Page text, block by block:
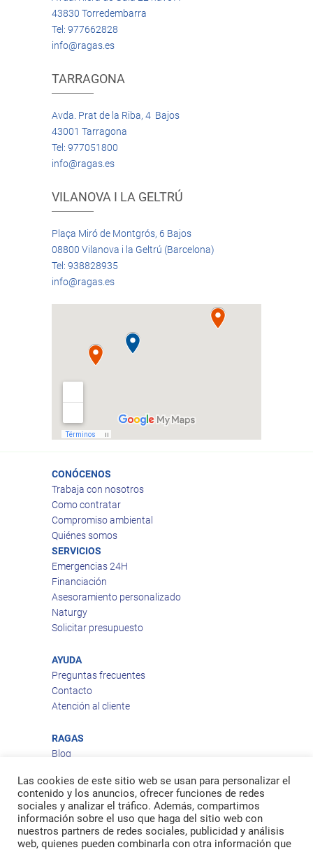
43830 Torredembarra
Tel: 977662828
info@ragas.es
TARRAGONA
Avda. Prat de la Riba, 4 Bajos
43001 Tarragona
Tel: 977051800
info@ragas.es
VILANOVA I LA GELTRÚ
Plaça Miró de Montgrós, 6 Bajos
08800 Vilanova i la Geltrú (Barcelona)
Tel: 938828935
info@ragas.es
CONÓCENOS
Trabaja con nosotros
Como contratar
Compromiso ambiental
Quiénes somos
SERVICIOS
Emergencias 24H
Financiación
Asesoramiento personalizado
Naturgy
Solicitar presupuesto
AYUDA
Preguntas frecuentes
Contacto
Atención al cliente
RAGAS
Blog
Política de privacidad
Política de cookies
Política de envío
Política de devoluciones
Las cookies de este sitio web se usan para personalizar el
contenido y los anuncios, ofrecer funciones de redes
sociales y analizar el tráfico. Además, compartimos
información sobre el uso que haga del sitio web con
nuestros partners de redes sociales, publicidad y análisis
web, quienes pueden combinarla con otra información que